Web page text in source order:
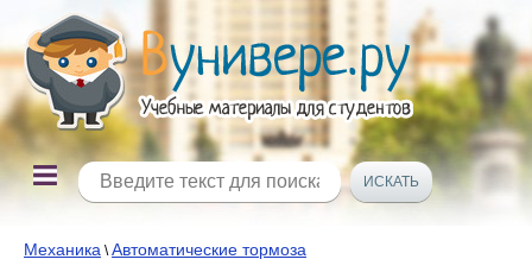
Механика \Автоматические тормоза